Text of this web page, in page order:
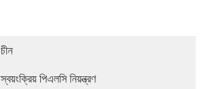
চীন
স্বয়ংক্রিয় পিএলসি নিয়ন্ত্রণ